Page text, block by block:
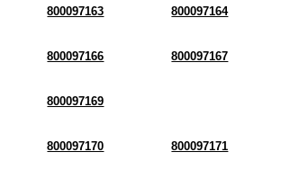
800097163 800097164
800097166 800097167
800097169
800097170 800097171